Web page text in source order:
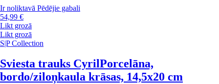
Ir noliktavā Pēdējie gabali
54,99 €
Likt grozā
Likt grozā
S|P Collection
Sviesta trauks CyrilPorcelāna,
bordo/ziloņkaula krāsas, 14,5x20 cm